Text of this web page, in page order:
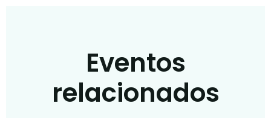
Eventos
relacionados